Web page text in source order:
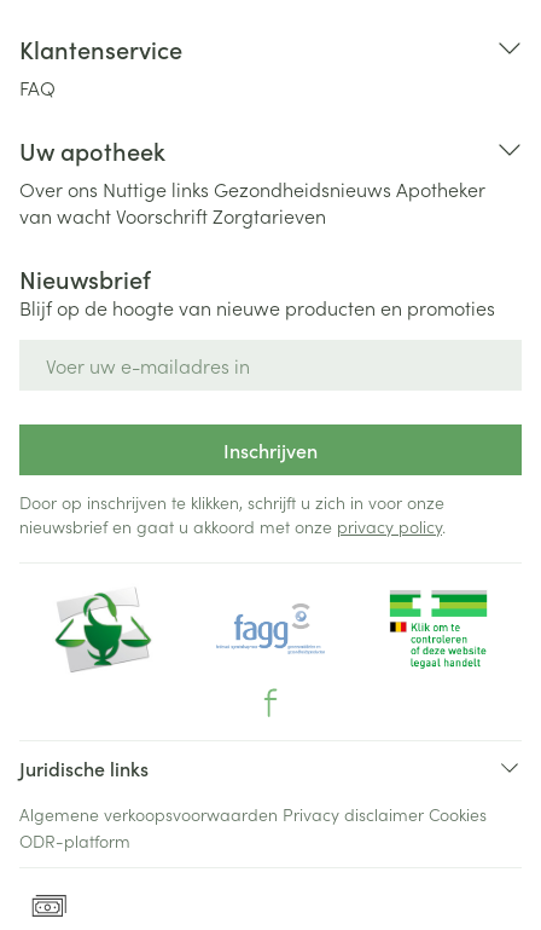
Klantenservice
FAQ
Uw apotheek
Over ons Nuttige links Gezondheidsnieuws Apotheker
van wachtVoorschriftZorgtarieven
Nieuwsbrief
Blijf op de hoogte van nieuwe producten en promoties
Inschrijven
Door op inschrijven te klikken, schrijft u zich in voor onze
nieuwsbrief en gaat u akkoord met onze privacy policy.
Juridische links
Algemene verkoopsvoorwaarden Privacy disclaimer Cookies
ODR-platform